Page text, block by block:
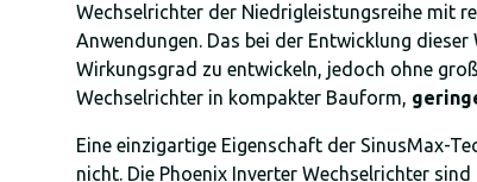
Wechselrichter der Niedrigleistungsreihe mit
Anwendungen. Das bei der Entwicklung
Wirkungsgrad zu entwickeln, jedoch ohne
Wechselrichter in kompakter Bauform,
Eine einzigartige Eigenschaft der SinusMax-
nicht. Die Phoenix Inverter Wechselrichter sind